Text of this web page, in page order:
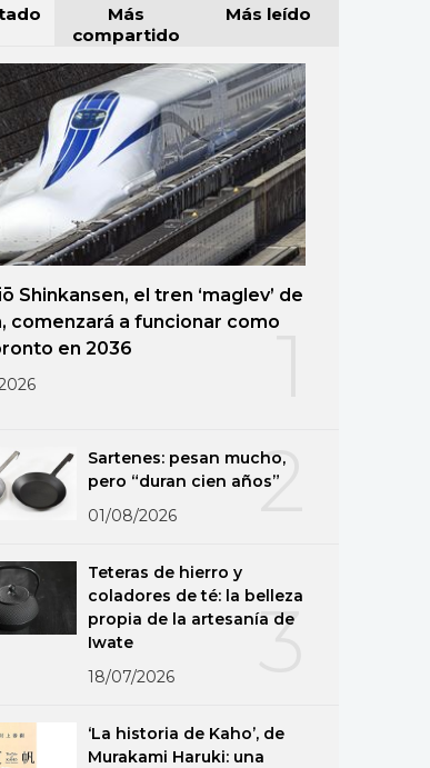
Más
compartido
Más leído
Shinkansen, el tren ‘maglev’ de
comenzará a funcionar como
en 2036
2
Sartenes: pesan mucho,
pero “duran cien años”
01/08/2026
3
Teteras de hierro y
coladores de té: la belleza
propia de la artesanía de
Iwate
18/07/2026
‘La historia de Kaho’, de
Murakami Haruki: una